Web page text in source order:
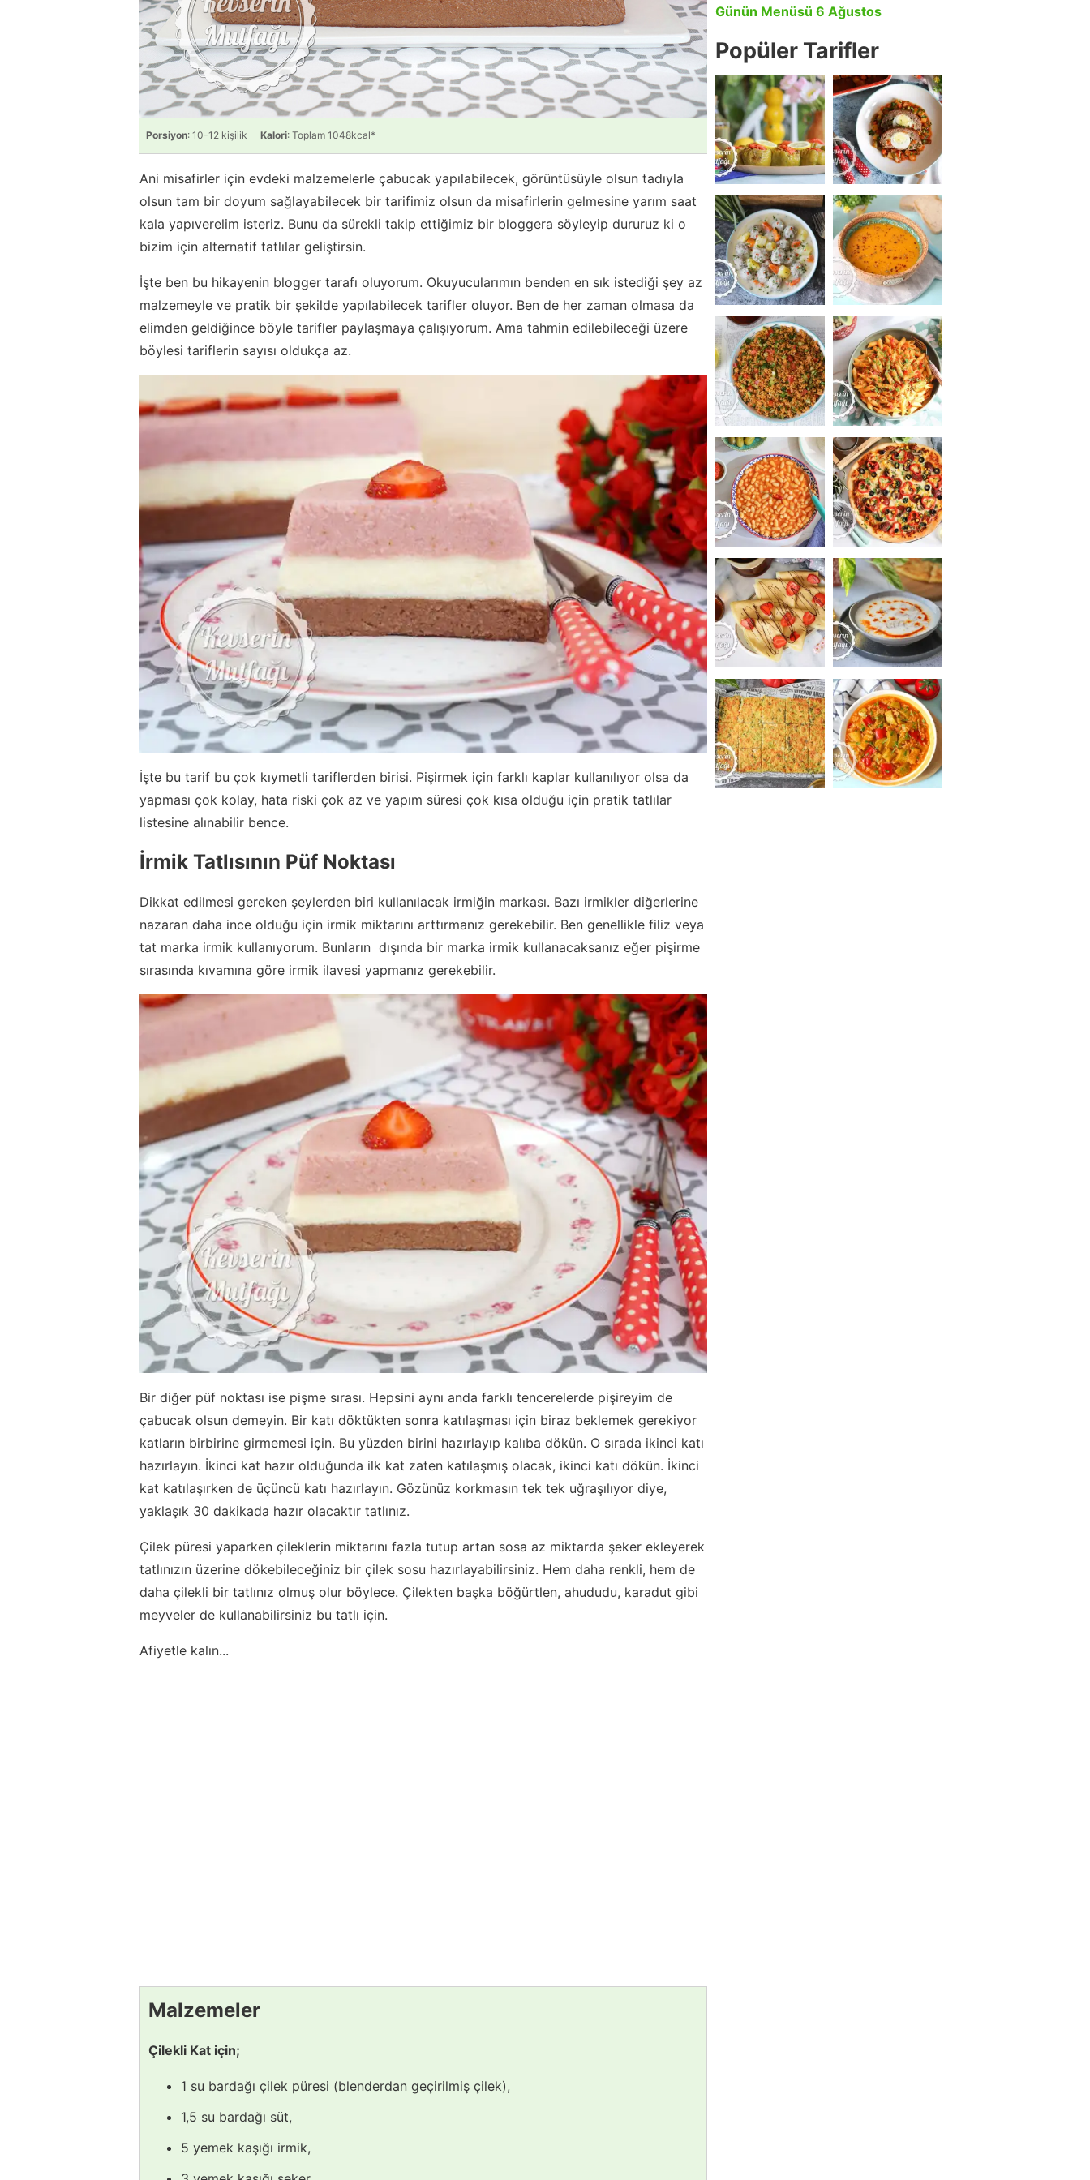
Porsiyon: 10-12 kişilik Kalori: Toplam 1048kcal*
Ani misafirler için evdeki malzemelerle çabucak yapılabilecek, görüntüsüyle olsun tadıyla
olsun tam bir doyum sağlayabilecek bir tarifimiz olsun da misafirlerin gelmesine yarım saat
kala yapıverelim isteriz. Bunu da sürekli takip ettiğimiz bir bloggera söyleyip dururuz ki o
bizim için alternatif tatlılar geliştirsin.
İşte ben bu hikayenin blogger tarafı oluyorum. Okuyucularımın benden en sık istediği şey az
malzemeyle ve pratik bir şekilde yapılabilecek tarifler oluyor. Ben de her zaman olmasa da
elimden geldiğince böyle tarifler paylaşmaya çalışıyorum. Ama tahmin edilebileceği üzere
böylesi tariflerin sayısı oldukça az.
İşte bu tarif bu çok kıymetli tariflerden birisi. Pişirmek için farklı kaplar kullanılıyor olsa da
yapması çok kolay, hata riski çok az ve yapım süresi çok kısa olduğu için pratik tatlılar
listesine alınabilir bence.
İrmik Tatlısının Püf Noktası
Dikkat edilmesi gereken şeylerden biri kullanılacak irmiğin markası. Bazı irmikler diğerlerine
nazaran daha ince olduğu için irmik miktarını arttırmanız gerekebilir. Ben genellikle filiz veya
tat marka irmik kullanıyorum. Bunların dışında bir marka irmik kullanacaksanız eğer pişirme
sırasında kıvamına göre irmik ilavesi yapmanız gerekebilir.
Bir diğer püf noktası ise pişme sırası. Hepsini aynı anda farklı tencerelerde pişireyim de
çabucak olsun demeyin. Bir katı döktükten sonra katılaşması için biraz beklemek gerekiyor
katların birbirine girmemesi için. Bu yüzden birini hazırlayıp kalıba dökün. O sırada ikinci katı
hazırlayın. İkinci kat hazır olduğunda ilk kat zaten katılaşmış olacak, ikinci katı dökün. İkinci
kat katılaşırken de üçüncü katı hazırlayın. Gözünüz korkmasın tek tek uğraşılıyor diye,
yaklaşık 30 dakikada hazır olacaktır tatlınız.
Çilek püresi yaparken çileklerin miktarını fazla tutup artan sosa az miktarda şeker ekleyerek
tatlınızın üzerine dökebileceğiniz bir çilek sosu hazırlayabilirsiniz. Hem daha renkli, hem de
daha çilekli bir tatlınız olmuş olur böylece. Çilekten başka böğürtlen, ahududu, karadut gibi
meyveler de kullanabilirsiniz bu tatlı için.
Afiyetle kalın...
Malzemeler
Çilekli Kat için;
1 su bardağı çilek püresi (blenderdan geçirilmiş çilek),
1,5 su bardağı süt,
5 yemek kaşığı irmik,
Günün Menüsü 6 Ağustos
Popüler Tarifler